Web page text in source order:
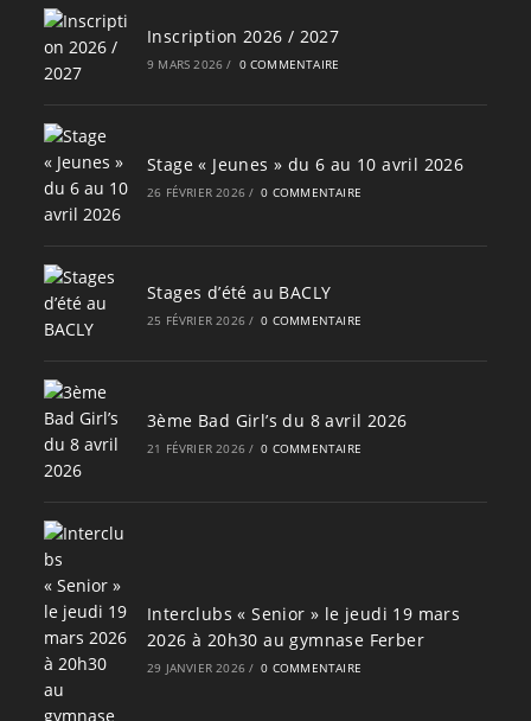
Inscription 2026 / 2027
9 MARS 2026 / 0 COMMENTAIRE
Stage « Jeunes » du 6 au 10 avril 2026
26 FÉVRIER 2026 / 0 COMMENTAIRE
Stages d’été au BACLY
25 FÉVRIER 2026 / 0 COMMENTAIRE
3ème Bad Girl’s du 8 avril 2026
21 FÉVRIER 2026 / 0 COMMENTAIRE
Interclubs « Senior » le jeudi 19 mars
2026 à 20h30 au gymnase Ferber
29 JANVIER 2026 / 0 COMMENTAIRE